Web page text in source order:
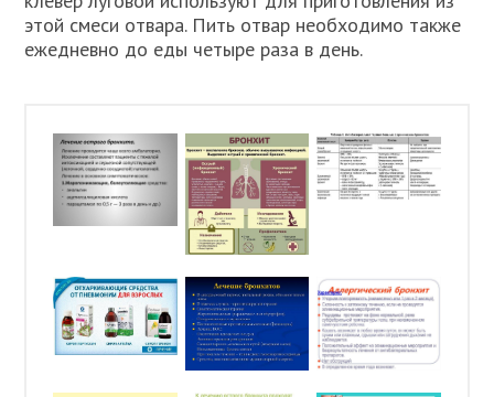
этой смеси отвара. Пить отвар необходимо также
ежедневно до еды четыре раза в день.